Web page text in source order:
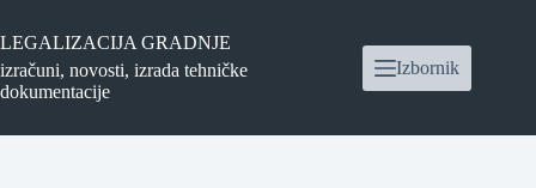
sadržaj
LEGALIZACIJA GRADNJE
izračuni, novosti, izrada tehničke
dokumentacije
Izbornik